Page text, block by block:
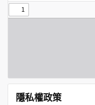
隱私權政策